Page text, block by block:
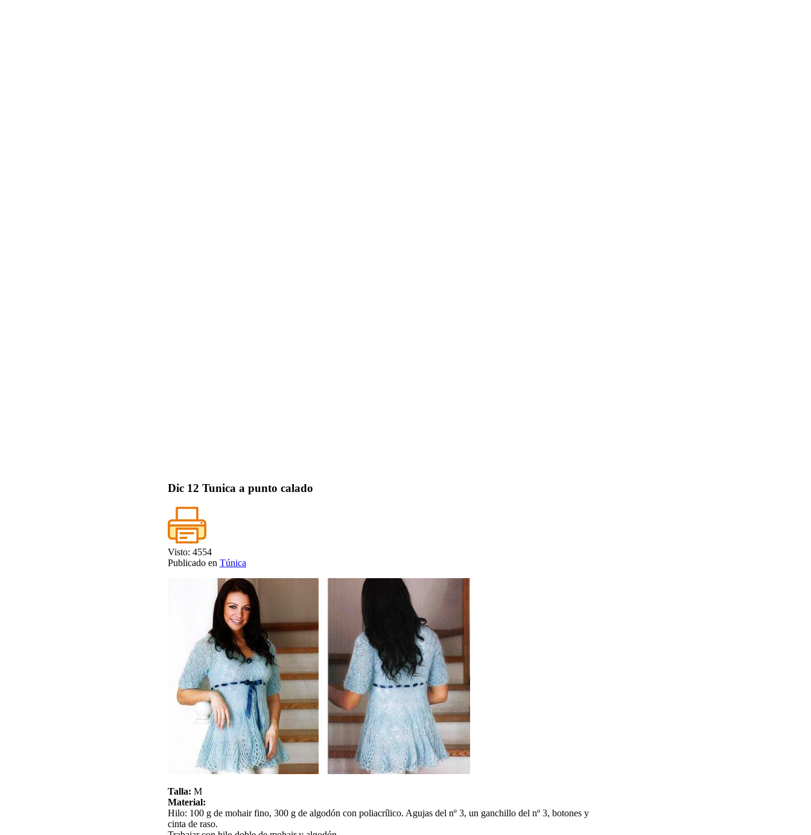
Dic 12 Tunica a punto calado
Visto: 4554
Publicado en Túnica
Talla: M
Material:
Hilo: 100 g de mohair fino, 300 g de algodón con poliacrílico. Agujas del nº 3, un ganchillo del nº 3, botones y
cinta de raso.